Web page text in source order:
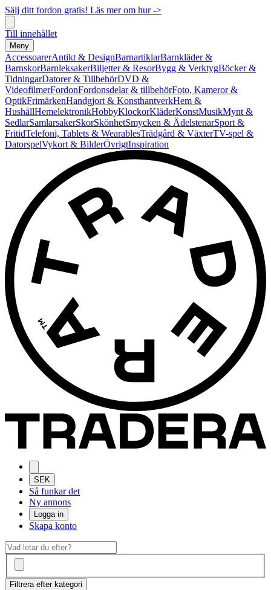
Sälj ditt fordon gratis! Läs mer om hur ->
Till innehållet
Meny
AccessoarerAntikt & DesignBarnartiklarBarnkläder &
BarnskorBarnleksakerBiljetter & ResorBygg & VerktygBöcker &
TidningarDatorer & TillbehörDVD &
VideofilmerFordonFordonsdelar & tillbehörFoto, Kameror &
OptikFrimärkenHandgjort & KonsthantverkHem &
HushållHemelektronikHobbyKlockorKläderKonstMusikMynt &
SedlarSamlarsakerSkorSkönhetSmycken & ÄdelstenarSport &
FritidTelefoni, Tablets & WearablesTrädgård & VäxterTV-spel &
DatorspelVykort & BilderÖvrigtInspiration
SEK
Så funkar det
Ny annons
Logga in
Skapa konto
Filtrera efter kategori